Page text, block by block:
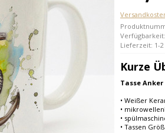
Verfügbarkeit:
Lieferzeit: 1-
Kurze
Tasse
• Weißer
•
•
• Tassen